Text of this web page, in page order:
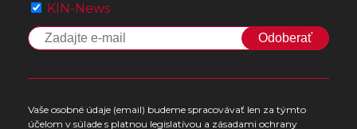
KIN-News
Odoberať
Vaše osobné údaje (email) budeme spracovávať len za týmto
účelom v súlade s platnou legislatívou a zásadami ochrany